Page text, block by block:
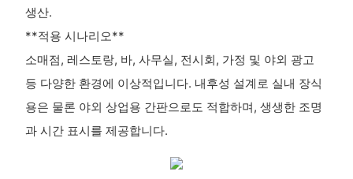
생산.
**적용 시나리오**
소매점, 레스토랑, 바, 사무실, 전시회, 가정 및 야외 광고
등 다양한 환경에 이상적입니다. 내후성 설계로 실내 장식
용은 물론 야외 상업용 간판으로도 적합하며, 생생한 조명
과 시간 표시를 제공합니다.